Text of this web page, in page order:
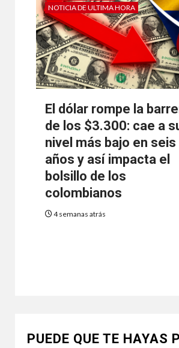
NOTICIA DE ULTIMA HORA
El dólar rompe la
de los $3.300: cae a
nivel más bajo en seis
años y así impacta el
bolsillo de los
colombianos
4 semanas atrás
PUEDE QUE TE HAYAS